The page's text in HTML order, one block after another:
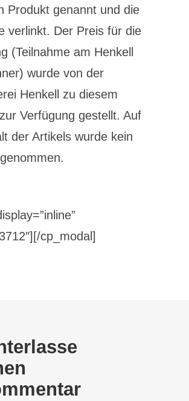
Produkt genannt und die
verlinkt. Der Preis für die
(Teilnahme am Henkell
wurde von der
Henkell zu diesem
Verfügung gestellt. Auf
der Artikels wurde kein
cp_modal]